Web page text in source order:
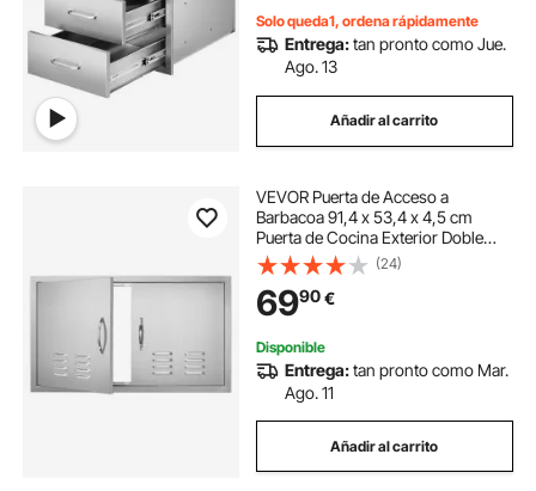
Solo queda1, ordena rápidamente
Entrega:tan pronto como Jue.
Ago. 13
Añadir al carrito
VEVOR Puerta de Acceso a
Barbacoa 91,4 x 53,4 x 4,5 cm
Puerta de Cocina Exterior Doble
Puerta Empotrada de Acero
Inoxidable con Manija para Isla de
Barbacoa, Estación de Parrilla,
Armario Exterior
(24)
6990€
Disponible
Entrega:tan pronto como Mar.
Ago. 11
Añadir al carrito